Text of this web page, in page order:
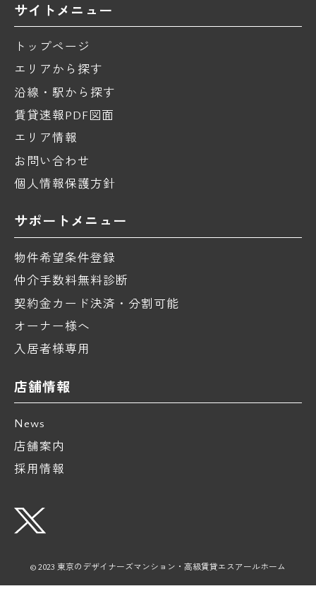
サイトメニュー
トップページ
エリアから探す
沿線・駅から探す
賃貸速報PDF図面
エリア情報
お問い合わせ
個人情報保護方針
サポートメニュー
物件希望条件登録
仲介手数料無料診断
契約金カード決済・分割可能
オーナー様へ
入居者様専用
店舗情報
News
店舗案内
採用情報
© 2023 東京のデザイナーズマンション・高級賃貸エスアールホーム